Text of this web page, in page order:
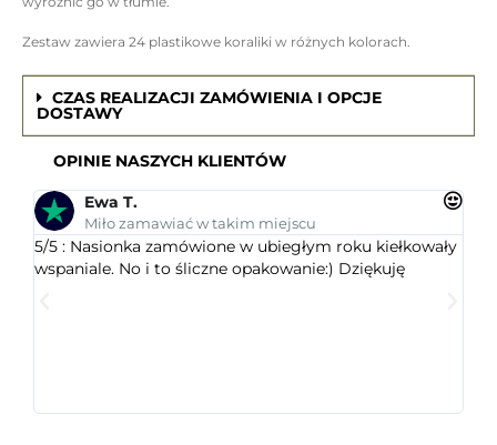
Zestaw zawiera 24 plastikowe koraliki w różnych kolorach.
CZAS REALIZACJI ZAMÓWIENIA I OPCJE
DOSTAWY
OPINIE NASZYCH KLIENTÓW
Ewa T.
Miło zamawiać w takim miejscu
5/5 : Nasionka zamówione w ubiegłym roku kiełkowały
wspaniale. No i to śliczne opakowanie:) Dziękuję